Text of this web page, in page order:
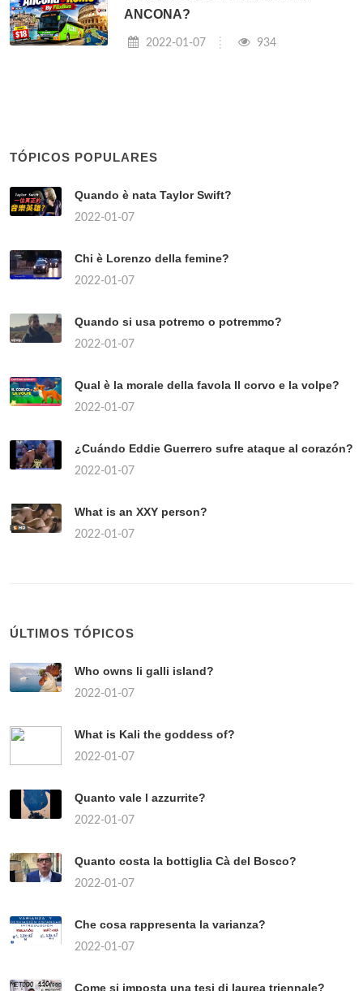
ANCONA?
2022-01-07 934
TÓPICOS POPULARES
Quando è nata Taylor Swift?
2022-01-07
Chi è Lorenzo della femine?
2022-01-07
Quando si usa potremo o potremmo?
2022-01-07
Qual è la morale della favola Il corvo e la volpe?
2022-01-07
¿Cuándo Eddie Guerrero sufre ataque al corazón?
2022-01-07
What is an XXY person?
2022-01-07
ÚLTIMOS TÓPICOS
Who owns li galli island?
2022-01-07
What is Kali the goddess of?
2022-01-07
Quanto vale l azzurrite?
2022-01-07
Quanto costa la bottiglia Cà del Bosco?
2022-01-07
Che cosa rappresenta la varianza?
2022-01-07
Come si imposta una tesi di laurea triennale?